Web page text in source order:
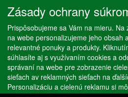
Naše služby
Servis
Predaj akváriových rýb
Predaj akváriových rastlín
Copyright © Stöckl spol. s r. o.
Zásady ochrany
Prispôsobujeme sa Vám na mieru.
na webe personalizujeme jeho obsah
relevantné ponuky a produkty.
súhlasíte aj s využívaním cookies a
správaní na webe pre zobrazenie
sieťach av reklamných sieťach na
Personalizáciu a cielenú reklamu si